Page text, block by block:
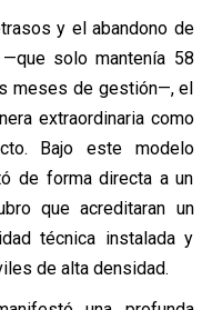
y el abandono de
solo mantenía 58
meses de gestión—, el
extraordinaria como
Bajo este modelo
de forma directa a un
que acreditaran un
técnica instalada y
de alta densidad.